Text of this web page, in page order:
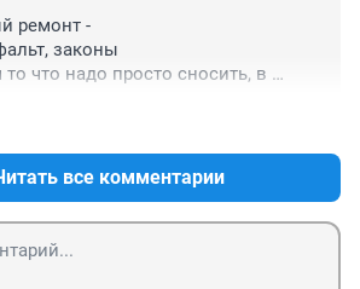
ремонт -
законы
что надо просто сносить, в
все комментарии